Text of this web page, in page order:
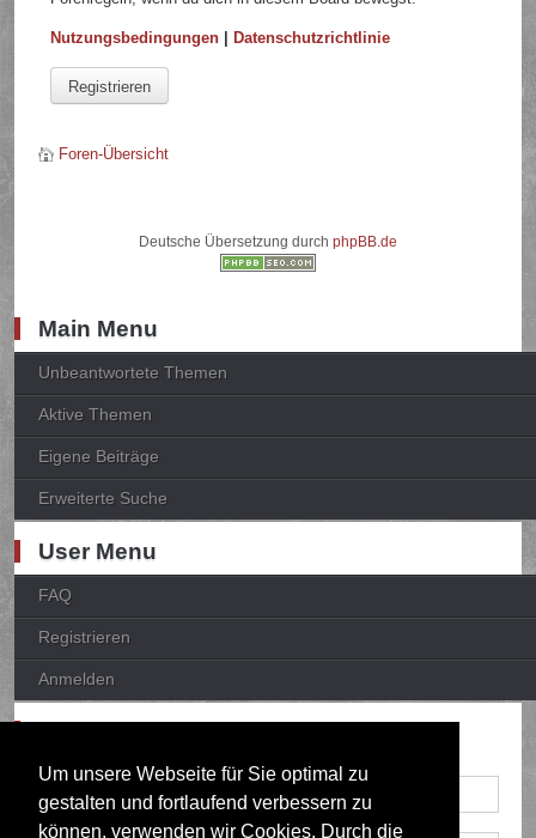
Um unsere Webseite für Sie optimal zu
gestalten und fortlaufend verbessern zu
können, verwenden wir Cookies. Durch die
Nutzungsbedingungen |Datenschutzrichtlinie
Registrieren
Foren-Übersicht
Deutsche Übersetzung durch phpBB.de
Main Menu
Unbeantwortete Themen
Aktive Themen
Eigene Beiträge
Erweiterte Suche
User Menu
FAQ
Registrieren
Anmelden